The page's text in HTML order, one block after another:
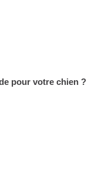
pour votre chien ?